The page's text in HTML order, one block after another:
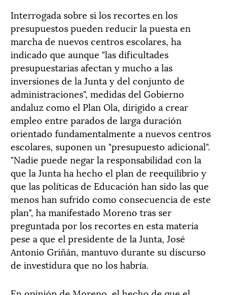
Interrogada sobre si los recortes en los
presupuestos pueden reducir la puesta en
marcha de nuevos centros escolares, ha
indicado que aunque "las dificultades
presupuestarias afectan y mucho a las
inversiones de la Junta y del conjunto de
administraciones", medidas del Gobierno
andaluz como el Plan Ola, dirigido a crear
empleo entre parados de larga duración
orientado fundamentalmente a nuevos centros
escolares, suponen un "presupuesto adicional".
"Nadie puede negar la responsabilidad con la
que la Junta ha hecho el plan de reequilibrio y
que las políticas de Educación han sido las que
menos han sufrido como consecuencia de este
plan", ha manifestado Moreno tras ser
preguntada por los recortes en esta materia
pese a que el presidente de la Junta, José
Antonio Griñán, mantuvo durante su discurso
de investidura que no los habría.